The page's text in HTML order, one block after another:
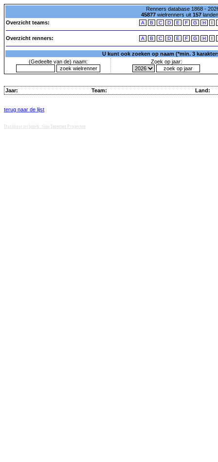
Renners database 1868 -
45877wielrenners uit 157
Overzicht teams:
A B C D E F G H I
Overzicht renners: A B C D E F G H I
U kunt ook zoeken op naam (*min. 3
(Gedeelte van de) naam:
Zoek op jaar:
Jaar: Team: Land:
terug naar de lijst
Database techniek: Sini Internet Projecten